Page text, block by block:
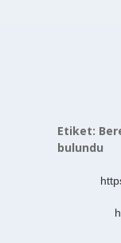
Etiket:
bulundu